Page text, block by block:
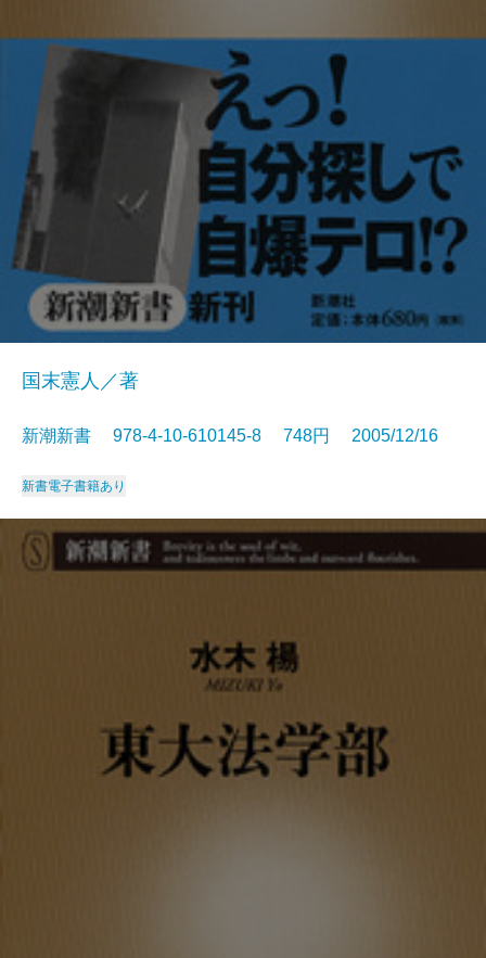
国末憲人／著
新潮新書 978-4-10-610145-8 748円 2005/12/16
新書電子書籍あり